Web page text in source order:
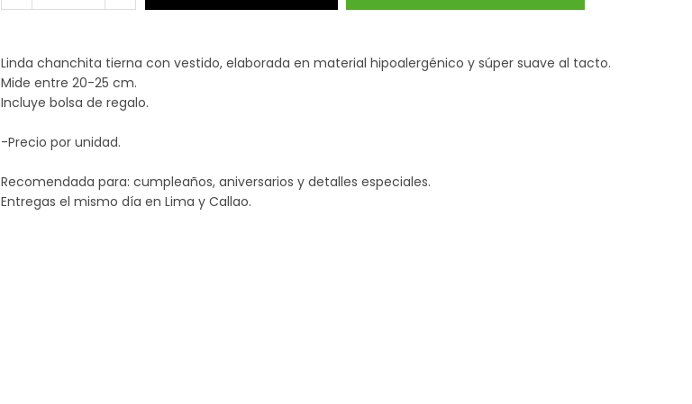
Linda chanchita tierna con vestido, elaborada en material hipoalergénico y súper suave al tacto.
Mide entre 20-25 cm.
Incluye bolsa de regalo.
-Precio por unidad.
Recomendada para: cumpleaños, aniversarios y detalles especiales.
Entregas el mismo día en Lima y Callao.